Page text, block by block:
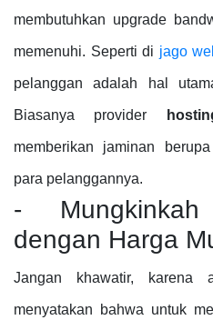
membutuhkan upgrade
memenuhi. Seperti di jago
pelanggan adalah hal
Biasanya provider
memberikan jaminan
para pelanggannya.
- Mungkinkah
dengan Harga
Jangan khawatir, karena
menyatakan bahwa untuk